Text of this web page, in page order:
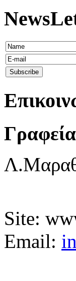
Site:
Email: